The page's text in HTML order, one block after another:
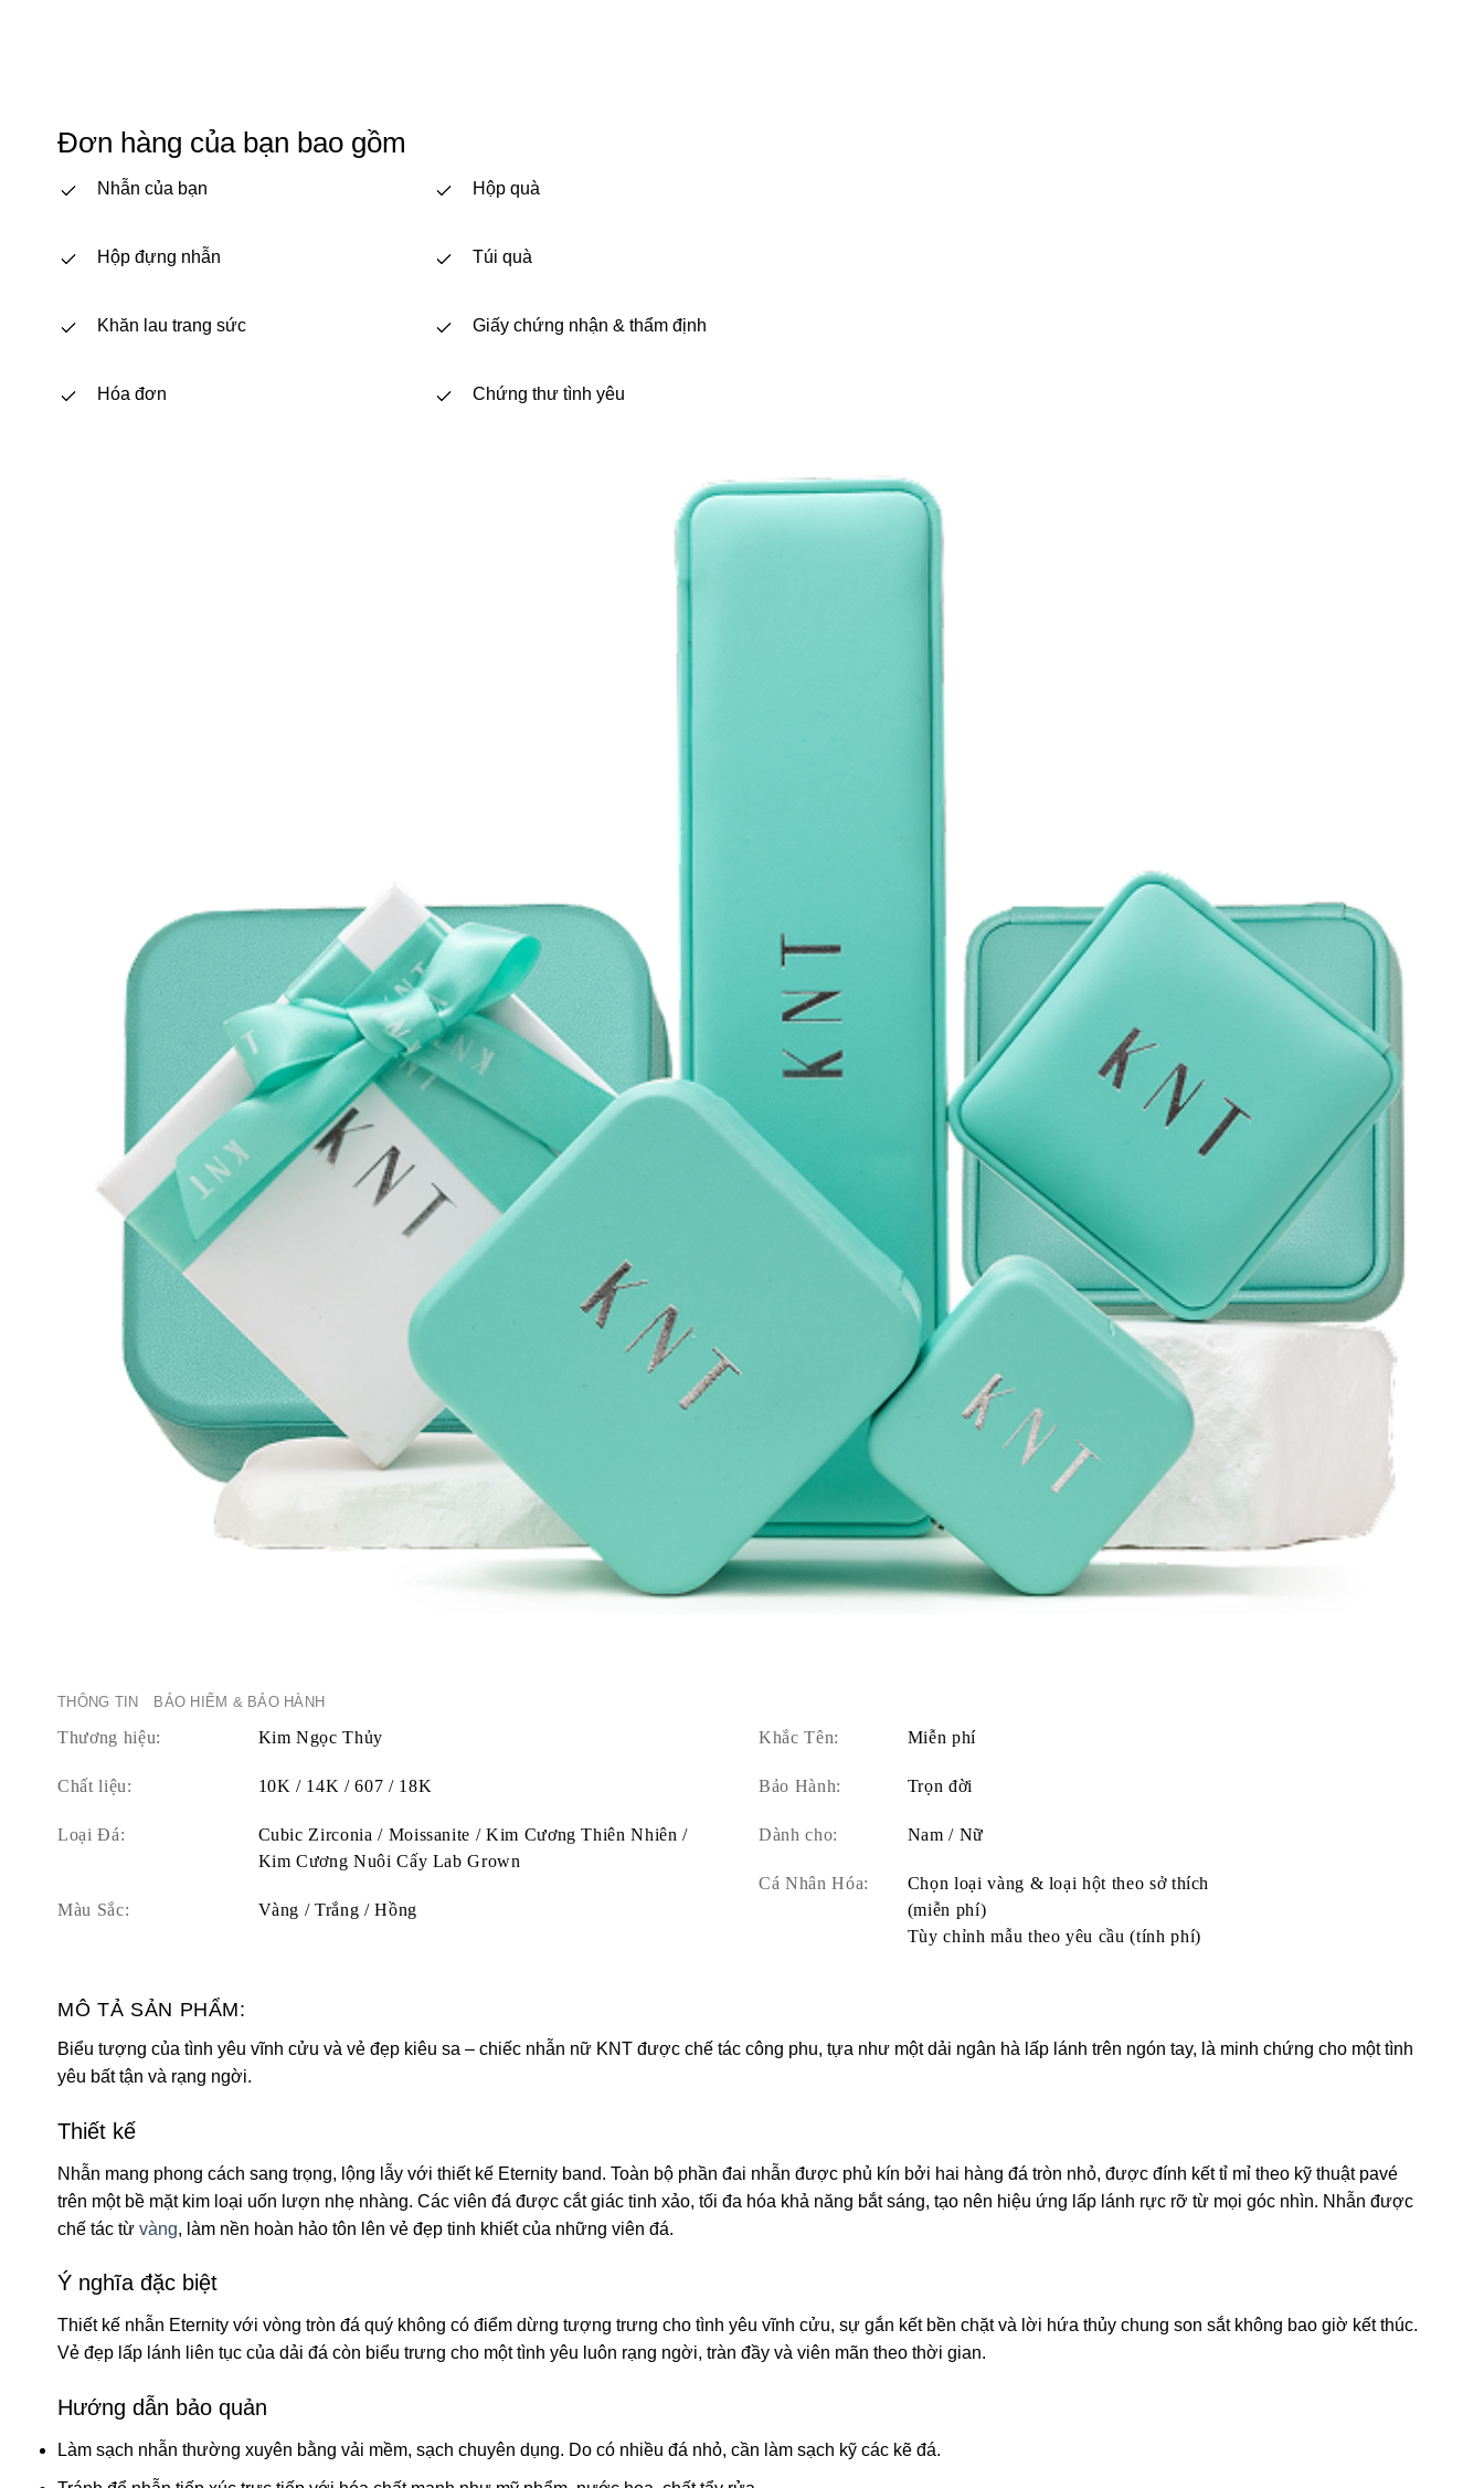
Đơn hàng của bạn bao gồm
Nhẫn của bạn
Hộp đựng nhẫn
Khăn lau trang sức
Hóa đơn
Hộp quà
Túi quà
Giấy chứng nhận & thẩm định
Chứng thư tình yêu
THÔNG TIN BẢO HIỂM & BẢO HÀNH
Thương hiệu: Kim Ngọc Thủy
Chất liệu: 10K / 14K / 607 / 18K
Loại Đá:
Cubic Zirconia / Moissanite / Kim Cương Thiên Nhiên /
Kim Cương Nuôi Cấy Lab Grown
Màu Sắc: Vàng / Trắng / Hồng
Khắc Tên: Miễn phí
Bảo Hành: Trọn đời
Dành cho: Nam / Nữ
Cá Nhân Hóa:
Chọn loại vàng & loại hột theo sở thích
(miễn phí)
Tùy chỉnh mẫu theo yêu cầu (tính phí)
MÔ TẢ SẢN PHẨM:
Biểu tượng của tình yêu vĩnh cửu và vẻ đẹp kiêu sa – chiếc nhẫn nữ KNT được chế tác công phu, tựa như một dải ngân hà lấp lánh trên ngón tay, là minh chứng cho một tình
yêu bất tận và rạng ngời.
Thiết kế
Nhẫn mang phong cách sang trọng, lộng lẫy với thiết kế Eternity band. Toàn bộ phần đai nhẫn được phủ kín bởi hai hàng đá tròn nhỏ, được đính kết tỉ mỉ theo kỹ thuật pavé
trên một bề mặt kim loại uốn lượn nhẹ nhàng. Các viên đá được cắt giác tinh xảo, tối đa hóa khả năng bắt sáng, tạo nên hiệu ứng lấp lánh rực rỡ từ mọi góc nhìn. Nhẫn được
chế tác từ vàng, làm nền hoàn hảo tôn lên vẻ đẹp tinh khiết của những viên đá.
Ý nghĩa đặc biệt
Thiết kế nhẫn Eternity với vòng tròn đá quý không có điểm dừng tượng trưng cho tình yêu vĩnh cửu, sự gắn kết bền chặt và lời hứa thủy chung son sắt không bao giờ kết thúc.
Vẻ đẹp lấp lánh liên tục của dải đá còn biểu trưng cho một tình yêu luôn rạng ngời, tràn đầy và viên mãn theo thời gian.
Hướng dẫn bảo quản
Làm sạch nhẫn thường xuyên bằng vải mềm, sạch chuyên dụng. Do có nhiều đá nhỏ, cần làm sạch kỹ các kẽ đá.